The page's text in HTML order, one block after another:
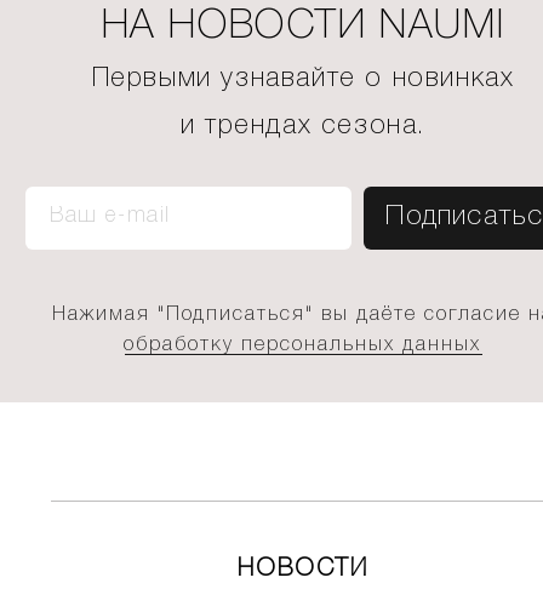
НА НОВОСТИ NAUMI
Первыми узнавайте о новинках
и трендах сезона.
Нажимая "Подписаться" вы даёте согласие
обработку персональных данных
НОВОСТИ